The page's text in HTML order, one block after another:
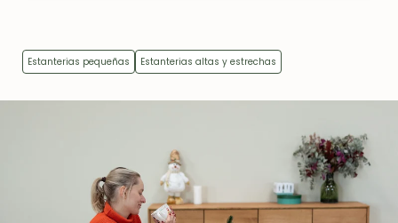
Estanterias pequeñas Estanterias altas y estrechas